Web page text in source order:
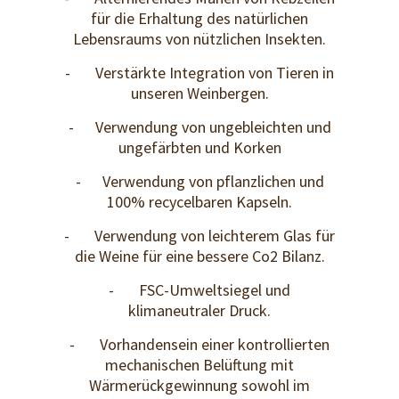
für die Erhaltung des natürlichen
Lebensraums von nützlichen Insekten.
- Verstärkte Integration von Tieren in
unseren Weinbergen.
- Verwendung von ungebleichten und
ungefärbten und Korken
- Verwendung von pflanzlichen und
100% recycelbaren Kapseln.
- Verwendung von leichterem Glas für
die Weine für eine bessere Co2 Bilanz.
- FSC-Umweltsiegel und
klimaneutraler Druck.
- Vorhandensein einer kontrollierten
mechanischen Belüftung mit
Wärmerückgewinnung sowohl im